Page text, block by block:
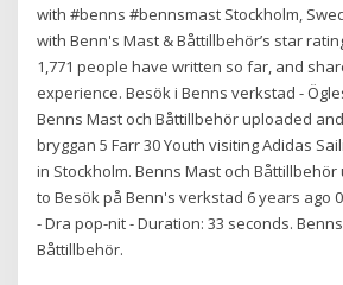
with #benns #bennsmast Stockholm,
with Benn's Mast & Båttillbehör’s star
1,771 people have written so far, and
experience. Besök i Benns verkstad -
Benns Mast och Båttillbehör uploaded
bryggan 5 Farr 30 Youth visiting Adidas
in Stockholm. Benns Mast och
to Besök på Benn's verkstad 6 years ago
- Dra pop-nit - Duration: 33 seconds.
Båttillbehör.